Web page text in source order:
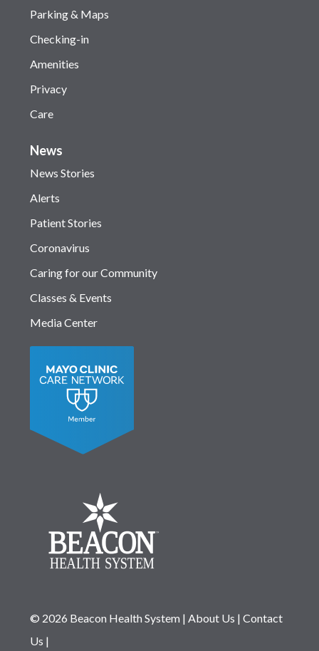
Parking & Maps
Checking-in
Amenities
Privacy
Care
News
News Stories
Alerts
Patient Stories
Coronavirus
Caring for our Community
Classes & Events
Media Center
© 2026 Beacon Health System| About Us | Contact
Us |